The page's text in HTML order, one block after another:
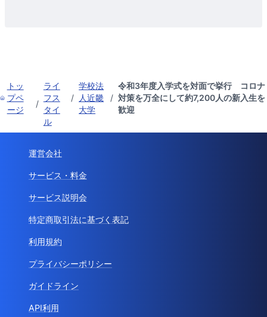
トッ
プペ
ージ
/
ライ
フス
タイ
ル
/
学校法
人近畿
大学
/
令和3年度入学式を対面で挙行 コロナ
対策を万全にして約7,200人の新入生を
歓迎
運営会社
サービス・料金
サービス説明会
特定商取引法に基づく表記
利用規約
プライバシーポリシー
ガイドライン
API利用